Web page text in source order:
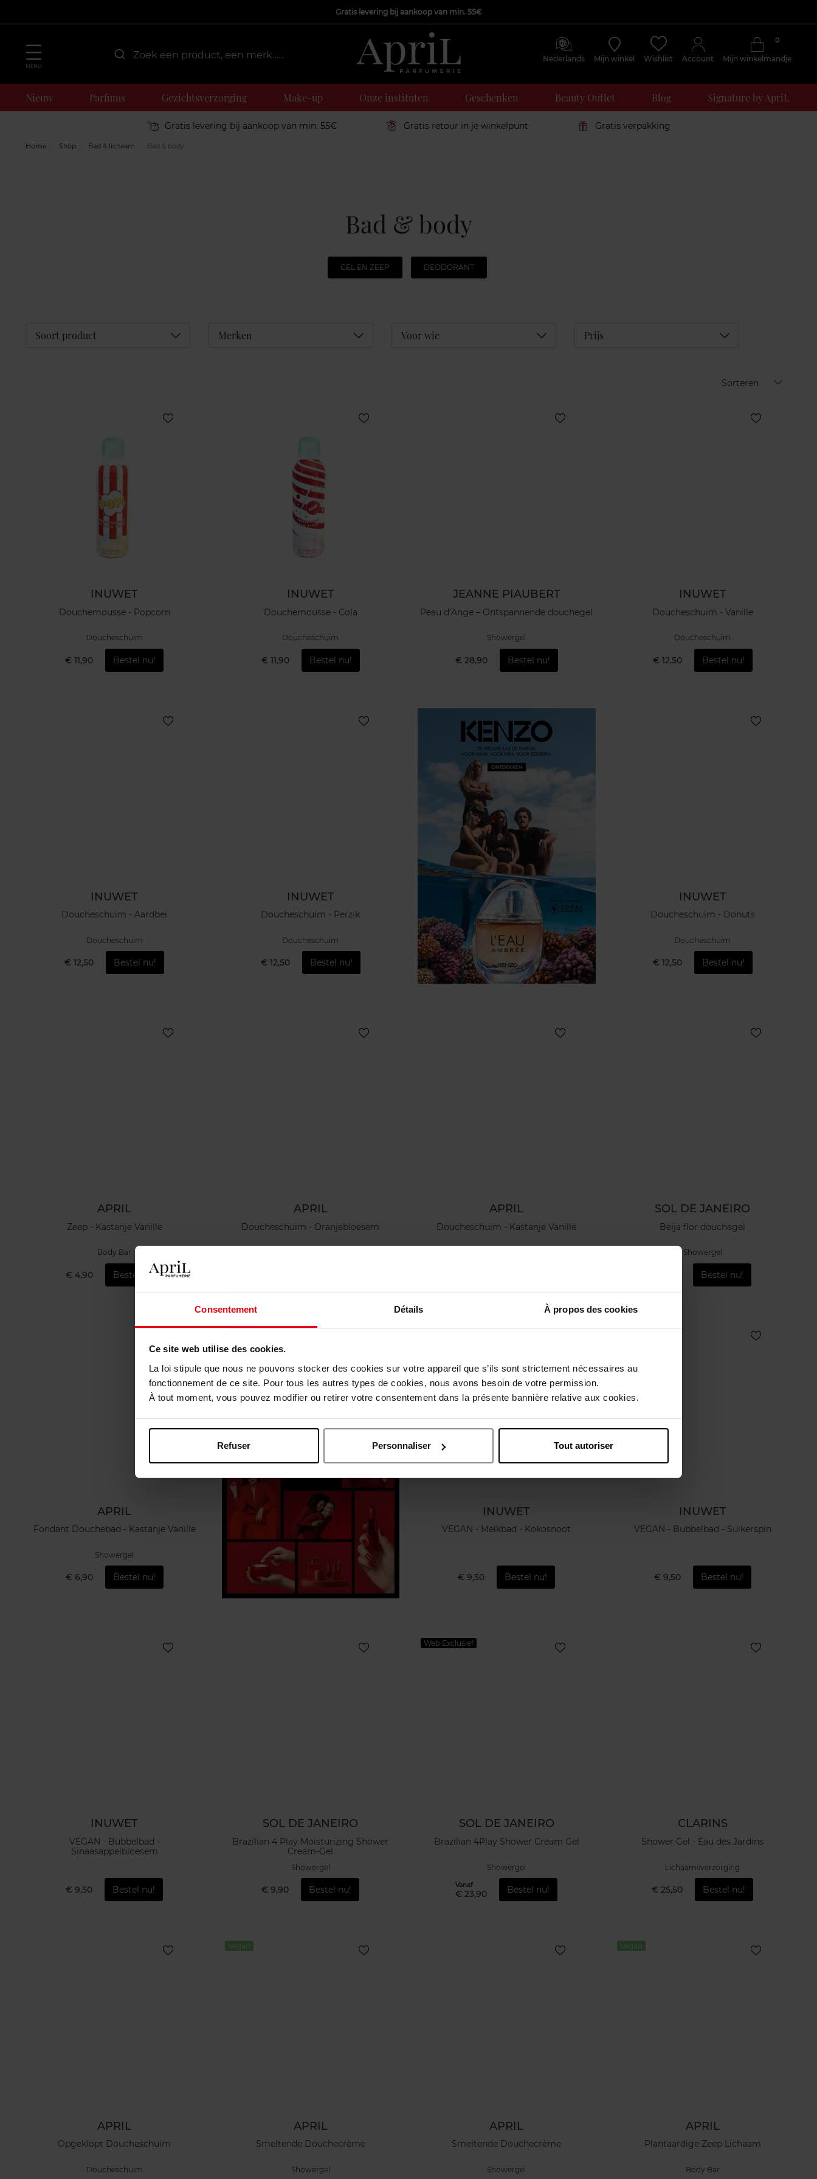
Consentement Détails À propos des cookies
Ce site web utilise des cookies.
La loi stipule que nous ne pouvons stocker des cookies sur votre appareil que s’ils sont strictement nécessaires au
fonctionnement de ce site. Pour tous les autres types de cookies, nous avons besoin de votre permission.
À tout moment, vous pouvez modifier ou retirer votre consentement dans la présente bannière relative aux cookies.
Refuser Personnaliser Tout autoriser
Gratis levering bij aankoop van min. 55€
MENU
Nederlands Mijn winkel Wishlist Account Mijn winkelmandje
0
Nieuw Parfums Gezichtsverzorging Make-up Onze instituten Geschenken Beauty Outlet Blog Signature by ApriL
Gratis levering bij aankoop van min. 55€ Gratis retour in je winkelpunt Gratis verpakking
Home Shop Bad & lichaam Bad & body
Bad & body
GEL EN ZEEP DEODORANT
Soort product Déplier Merken Déplier Voor wie Déplier Prijs Déplier
Sorteren
INUWET
Douchemousse - Popcorn
Doucheschuim
€ 11,90 Bestel nu!
INUWET
Douchemousse - Cola
Doucheschuim
€ 11,90 Bestel nu!
JEANNE PIAUBERT
Peau d’Ange – Ontspannende douchegel
Showergel
€ 28,90 Bestel nu!
INUWET
Doucheschuim - Vanille
Doucheschuim
€ 12,50 Bestel nu!
INUWET
Doucheschuim - Aardbei
Doucheschuim
€ 12,50 Bestel nu!
INUWET
Doucheschuim - Perzik
Doucheschuim
€ 12,50 Bestel nu!
INUWET
Doucheschuim - Donuts
Doucheschuim
€ 12,50 Bestel nu!
APRIL
Zeep - Kastanje Vanille
Body Bar
€ 4,90 Bestel nu!
APRIL
Doucheschuim - Oranjebloesem
APRIL
Doucheschuim - Kastanje Vanille
SOL DE JANEIRO
Beija flor douchegel
Showergel
Bestel nu!
APRIL
Fondant Douchebad - Kastanje Vanille
Showergel
€ 6,90 Bestel nu!
INUWET
VEGAN - Melkbad - Kokosnoot
€ 9,50 Bestel nu!
INUWET
VEGAN - Bubbelbad - Suikerspin
€ 9,50 Bestel nu!
INUWET
VEGAN - Bubbelbad -
Sinaasappelbloesem
€ 9,50 Bestel nu!
SOL DE JANEIRO
Brazilian 4 Play Moisturizing Shower
Cream-Gel
Showergel
€ 9,90 Bestel nu!
Web Exclusief
SOL DE JANEIRO
Brazilian 4Play Shower Cream Gel
Showergel
Vanaf
€ 23,90 Bestel nu!
CLARINS
Shower Gel - Eau des Jardins
Lichaamsverzorging
€ 25,50 Bestel nu!
APRIL
Opgeklopt Doucheschuim
Doucheschuim
Vegan
APRIL
Smeltende Douchecrème
Showergel
APRIL
Smeltende Douchecrème
Showergel
Vegan
APRIL
Plantaardige Zeep Lichaam
Body Bar